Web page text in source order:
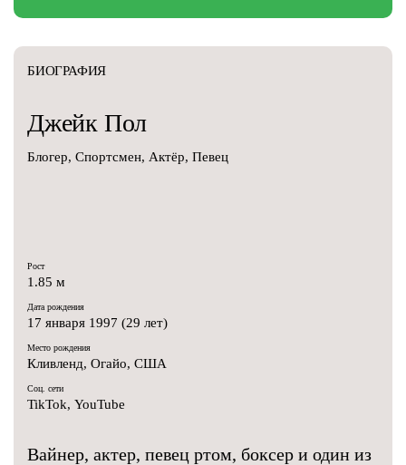
БИОГРАФИЯ
Джейк Пол
Блогер, Спортсмен, Актёр, Певец
Рост
1.85 м
Дата рождения
17 января 1997 (29 лет)
Место рождения
Кливленд, Огайо, США
Соц. сети
TikTok, YouTube
Вайнер, актер, певец ртом, боксер и один из